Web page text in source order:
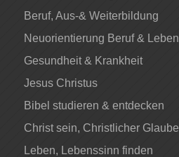
Beruf, Aus-& Weiterbildung
Neuorientierung Beruf & Leben
Gesundheit & Krankheit
Jesus Christus
Bibel studieren & entdecken
Christ sein, Christlicher Glaube
Leben, Lebenssinn finden